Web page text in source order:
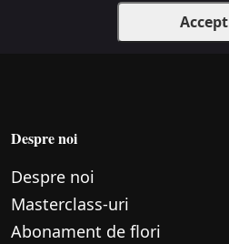
Accept
Despre noi
Despre noi
Маsterclass-uri
Abonament de flori